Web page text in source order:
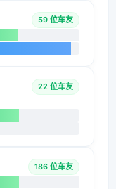
59 位车友
22 位车友
186 位车友